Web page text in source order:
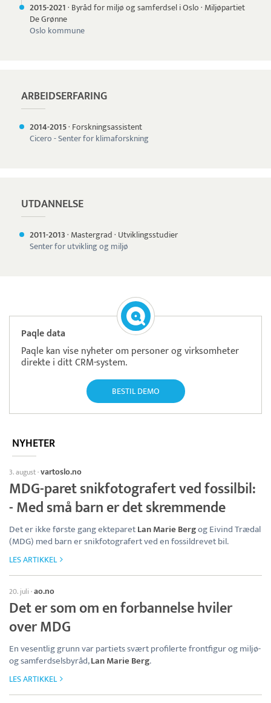
2015-2021· Byråd for miljø og samferdsel i Oslo· Miljøpartiet
De Grønne
Oslo kommune
ARBEIDSERFARING
2014-2015· Forskningsassistent
Cicero - Senter for klimaforskning
UTDANNELSE
2011-2013· Mastergrad· Utviklingsstudier
Senter for utvikling og miljø
Paqle data
Paqle kan vise nyheter om personer og virksomheter
direkte i ditt CRM-system.
BESTIL DEMO
NYHETER
3. august·vartoslo.no
MDG-paret snikfotografert ved fossilbil:
- Med små barn er det skremmende
Det er ikke første gang ekteparetLan Marie Bergog Eivind Trædal
(MDG) med barn er snikfotografert ved en fossildrevet bil.
LES ARTIKKEL
20. juli ·ao.no
Det er som om en forbannelse hviler
over MDG
En vesentlig grunn var partiets svært profilerte frontfigur og miljø-
og samferdselsbyråd,Lan Marie Berg.
LES ARTIKKEL